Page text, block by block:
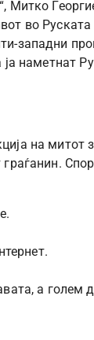
Митко
во Руската
западни
наметнат
на митот
а голем